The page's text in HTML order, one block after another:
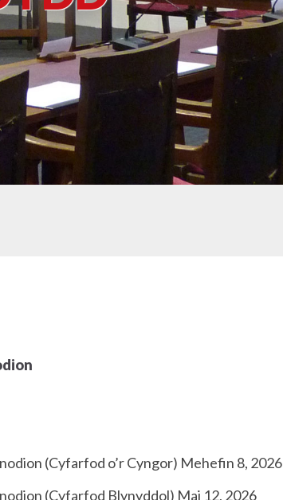
(Cyfarfod o’r Cyngor) Mehefin 8, 2026
(Cyfarfod Blynyddol) Mai 12, 2026